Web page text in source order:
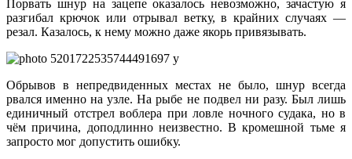
Порвать шнур на зацепе оказалось невозможно, зачастую я
разгибал крючок или отрывал ветку, в крайних случаях —
резал. Казалось, к нему можно даже якорь привязывать.
Обрывов в непредвиденных местах не было, шнур всегда
рвался именно на узле. На рыбе не подвел ни разу. Был лишь
единичный отстрел воблера при ловле ночного судака, но в
чём причина, доподлинно неизвестно. В кромешной тьме я
запросто мог допустить ошибку.